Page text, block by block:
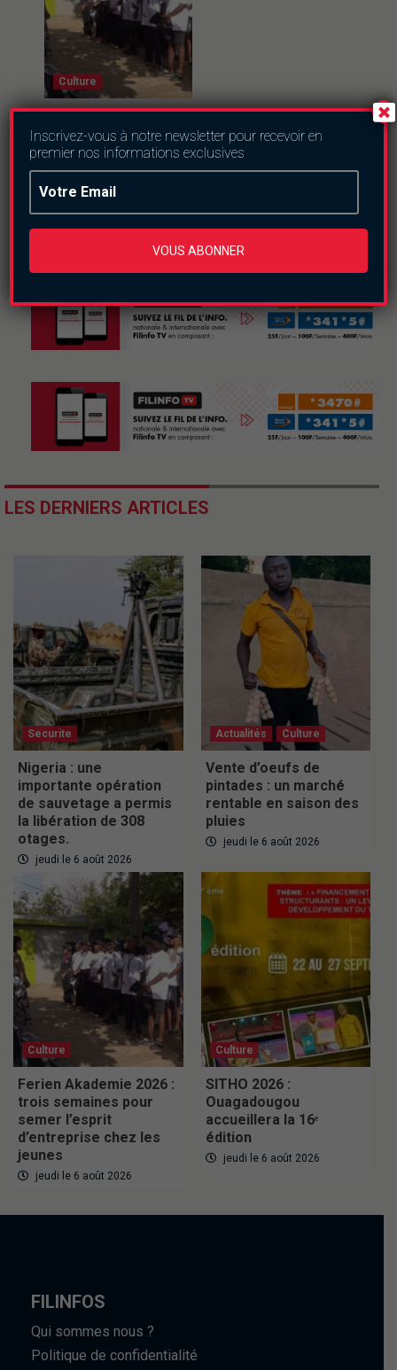
Culture
Ferien Akademie
2026 : trois
semaines pour
semer l’esprit
d’entreprise chez
LES DERNIERS ARTICLES
Securite
Nigeria : une
importante opération
de sauvetage a permis
la libération de 308
otages.
jeudi le 6 août 2026
Actualités Culture
Vente d’oeufs de
pintades : un marché
rentable en saison des
pluies
jeudi le 6 août 2026
Culture
Ferien Akademie 2026 :
trois semaines pour
semer l’esprit
d’entreprise chez les
jeunes
jeudi le 6 août 2026
Culture
SITHO 2026 :
Ouagadougou
accueillera la 16ᵉ
édition
jeudi le 6 août 2026
FILINFOS
Qui sommes nous ?
Politique de confidentialité
Inscrivez-vous à notre newsletter pour recevoir en
premier nos informations exclusives
VOUS ABONNER